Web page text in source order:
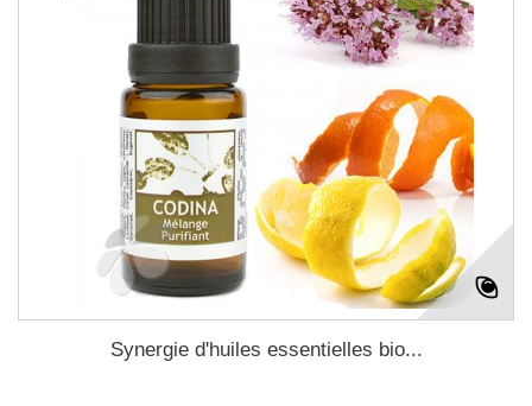
Synergie d'huiles essentielles bio...